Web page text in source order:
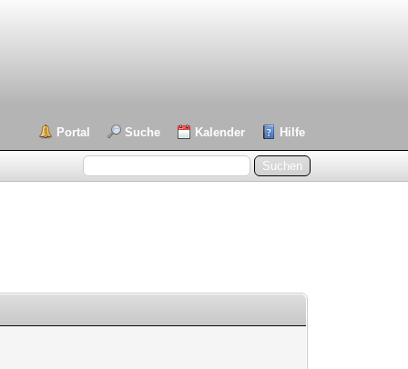
Portal Suche Kalender Hilfe